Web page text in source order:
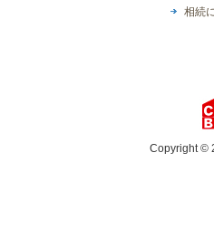
相続
Copyright ©